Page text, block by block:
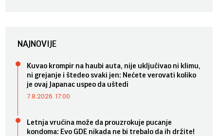
NAJNOVIJE
Kuvao krompir na haubi auta, nije uključivao ni klimu,
ni grejanje i štedeo svaki jen: Nećete verovati koliko
je ovaj Japanac uspeo da uštedi
7.8.2026. 17:00
Letnja vrućina može da prouzrokuje pucanje
kondoma: Evo GDE nikada ne bi trebalo da ih držite!